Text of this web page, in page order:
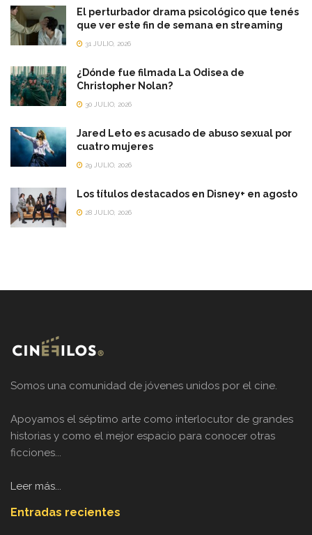
El perturbador drama psicológico que tenés
que ver este fin de semana en streaming
31 JULIO, 2026
¿Dónde fue filmada La Odisea de
Christopher Nolan?
30 JULIO, 2026
Jared Leto es acusado de abuso sexual por
cuatro mujeres
29 JULIO, 2026
Los títulos destacados en Disney+ en agosto
28 JULIO, 2026
Somos una comunidad de jóvenes unidos por el cine.
Apoyamos el séptimo arte como interlocutor de grandes
historias y como el mejor espacio para conocer otras
ficciones...
Leer más...
Entradas recientes